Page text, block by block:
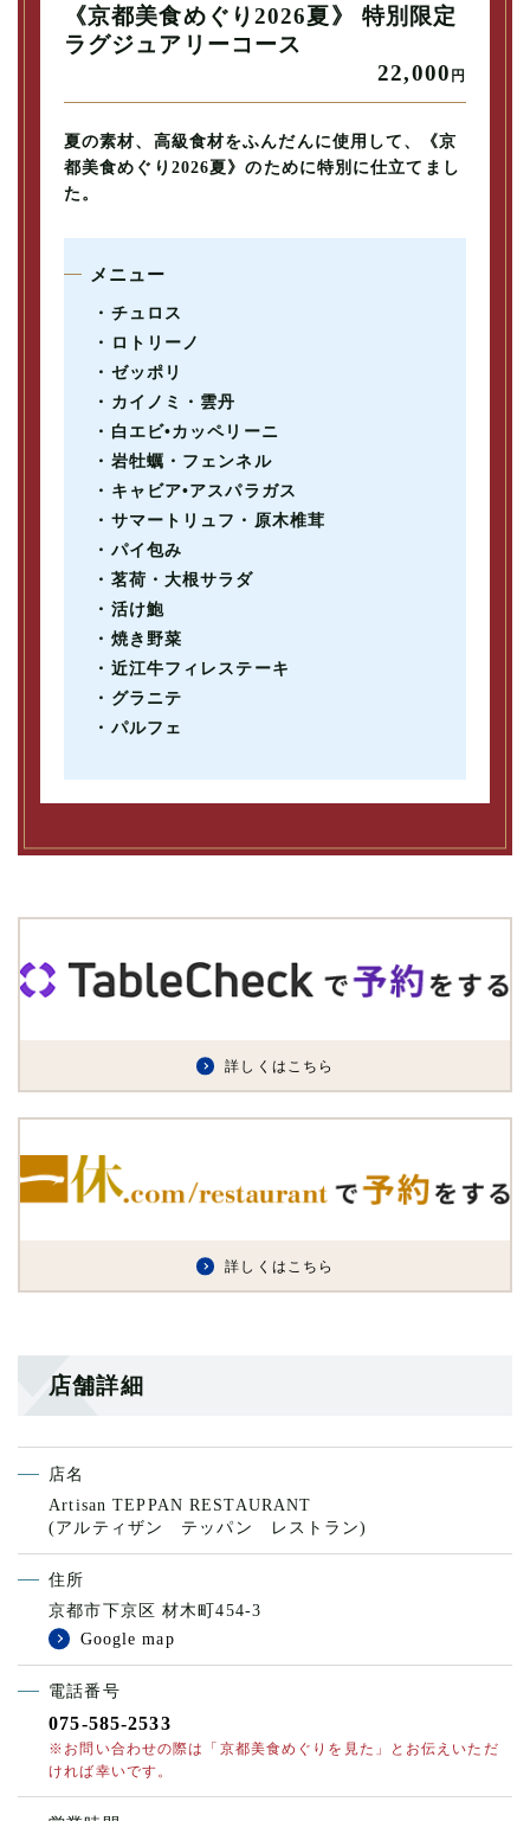
《京都美食めぐり2026夏》 特別限定
ラグジュアリーコース
22,000 円
夏の素材、高級食材をふんだんに使用して、《京
都美食めぐり2026夏》のために特別に仕立てまし
た。
メニュー
・チュロス
・ロトリーノ
・ゼッポリ
・カイノミ・雲丹
・白エビ•カッペリーニ
・岩牡蠣・フェンネル
・キャビア•アスパラガス
・サマートリュフ・原木椎茸
・パイ包み
・茗荷・大根サラダ
・活け鮑
・焼き野菜
・近江牛フィレステーキ
・グラニテ
・パルフェ
詳しくはこちら
詳しくはこちら
店舗詳細
店名
Artisan TEPPAN RESTAURANT
(アルティザン テッパン レストラン)
住所
京都市下京区 材木町454-3
Google map
電話番号
075-585-2533
※お問い合わせの際は「京都美食めぐりを見た」とお伝えいただ
ければ幸いです。